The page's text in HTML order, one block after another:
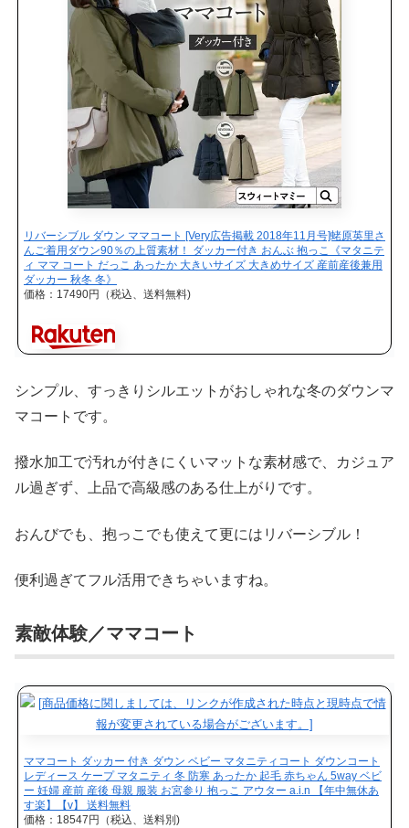
リバーシブル ダウン ママコート [Very広告掲載 2018年11月号]蛯原英里さ
んご着用ダウン90％の上質素材！ ダッカー付き おんぶ 抱っこ《マタニテ
ィ ママ コート だっこ あったか 大きいサイズ 大きめサイズ 産前産後兼用
ダッカー 秋冬 冬》
価格：17490円（税込、送料無料)
シンプル、すっきりシルエットがおしゃれな冬のダウンマ
マコートです。
撥水加工で汚れが付きにくいマットな素材感で、カジュア
ル過ぎず、上品で高級感のある仕上がりです。
おんびでも、抱っこでも使えて更にはリバーシブル！
便利過ぎてフル活用できちゃいますね。
素敵体験／ママコート
ママコート ダッカー 付き ダウン ベビー マタニティコート ダウンコート
レディース ケープ マタニティ 冬 防寒 あったか 起毛 赤ちゃん 5way ベビ
ー 妊婦 産前 産後 母親 服装 お宮参り 抱っこ アウター a.i.n 【年中無休あ
す楽】【v】 送料無料
価格：18547円（税込、送料別)